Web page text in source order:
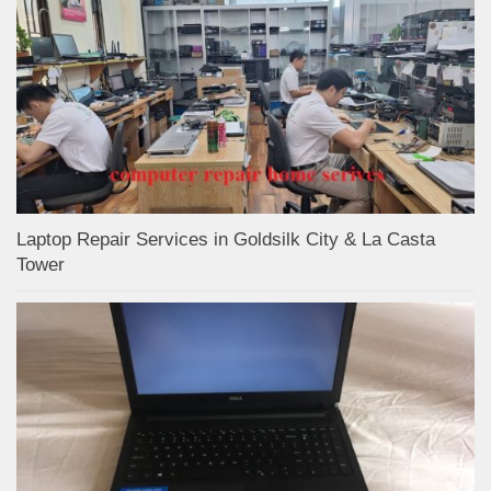
Laptop Repair Services in Goldsilk City & La Casta
Tower